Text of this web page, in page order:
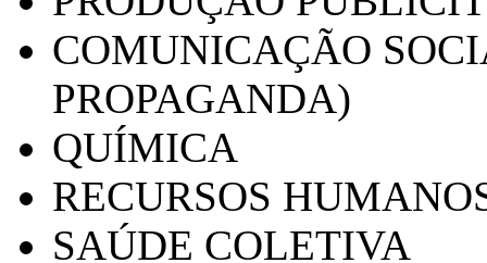
COMUNICAÇÃO
PROPAGANDA)
QUÍMICA
RECURSOS
SAÚDE COLETIVA